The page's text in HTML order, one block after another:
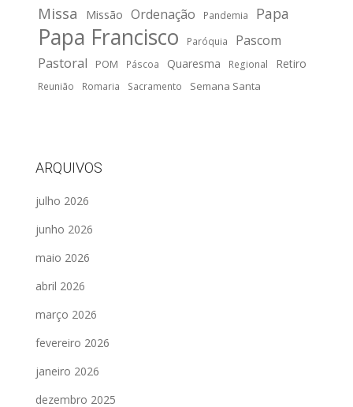
Missa Missão Ordenação Pandemia Papa
Papa Francisco Paróquia
Pascom
Pastoral
POM Páscoa Quaresma Regional Retiro
Reunião Romaria Sacramento Semana Santa
ARQUIVOS
julho 2026
junho 2026
maio 2026
abril 2026
março 2026
fevereiro 2026
janeiro 2026
dezembro 2025